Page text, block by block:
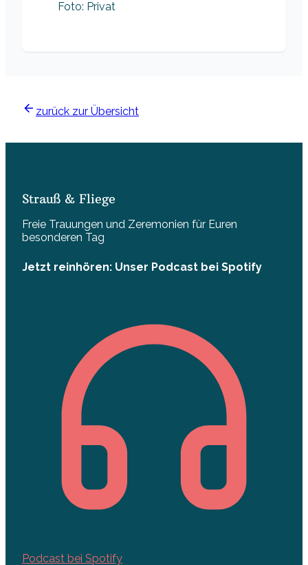
Foto: Privat
zurück zur Übersicht
Strauß & Fliege
Freie Trauungen und Zeremonien für Euren
besonderen Tag
Jetzt reinhören: Unser Podcast bei Spotify
Podcast bei Spotify